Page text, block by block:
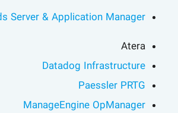
Server & Application Manager
Atera
Datadog Infrastructure
Paessler PRTG
ManageEngine OpManager